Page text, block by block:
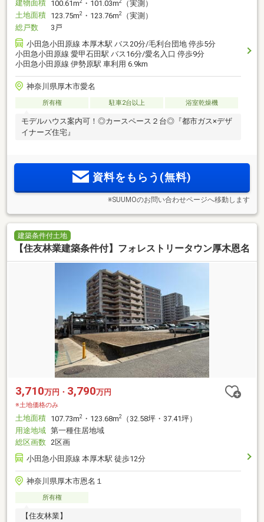
建物面積 100.61m ・101.03m
（実測）
土地面積 123.75m2 ・123.76m2
（実測）
総戸数
3戸
小田急小田原線 本厚木駅 バス20分/毛利台団地 停歩5分
小田急小田原線 愛甲石田駅 バス16分/愛名入口 停歩9分
小田急小田原線 伊勢原駅 車利用 6.9km
神奈川県厚木市愛名
所有権 駐車2台以上 浴室乾燥機
モデルハウス案内可！◎カースペース２台◎『都市ガス×デザ
イナーズ住宅』
資料をもらう(無料)
※SUUMOのお問い合わせページへ移動します
建築条件付土地
【住友林業建築条件付】フォレストリータウン厚木恩名
3,710万円・ 3,790万円
※土地価格のみ
土地面積 107.73m2 ・123.68m2
（32.58坪・37.41坪）
用途地域 第一種住居地域
総区画数 2区画
小田急小田原線 本厚木駅 徒歩12分
神奈川県厚木市恩名１
所有権
【住友林業】